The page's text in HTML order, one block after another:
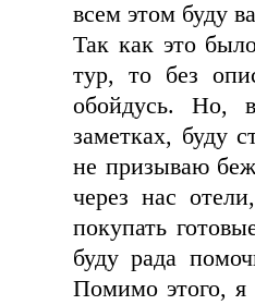
всем этом буду
Так как это
тур, то без
обойдусь. Но,
заметках, буду
не призываю
через нас
покупать
буду рада
Помимо этого, я